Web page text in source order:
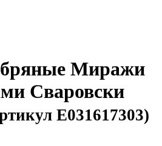
Миражи
Сваровски
E031617303)